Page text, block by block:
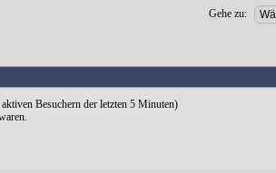
Gehe zu:
Besuchern der letzten 5 Minuten)